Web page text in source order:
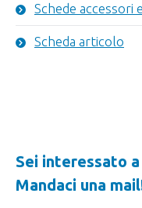
Schede accessori
Scheda articolo
Sei interessato
Mandaci una